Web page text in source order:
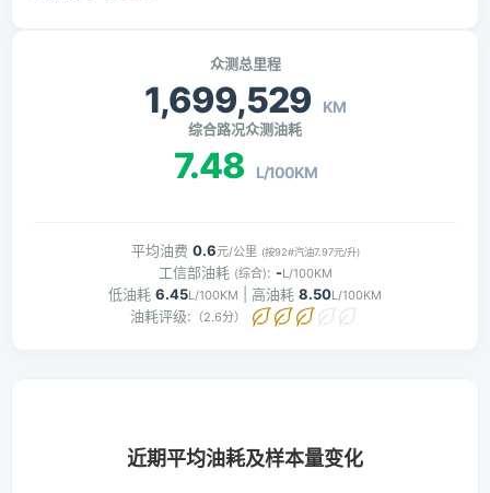
众测总里程
1,699,529 KM
综合路况众测油耗
7.48 L/100KM
平均油费 0.6元/公里 (按92#汽油7.97元/升)
工信部油耗 (综合): -L/100KM
低油耗 6.45L/100KM | 高油耗 8.50L/100KM
油耗评级: （2.6分）